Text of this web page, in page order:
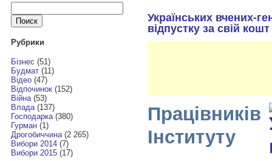
Найти:
Рубрики
Бізнес (51)
Будмат(11)
Відео(47)
Відпочинок(152)
Війна(53)
Влада(137)
Господарка(380)
Гурман(1)
Дрогобиччина(2 265)
Вибори 2014(7)
Вибори 2015(17)
Українських вчених-
відпустку за свій кошт
Працівників
Інституту